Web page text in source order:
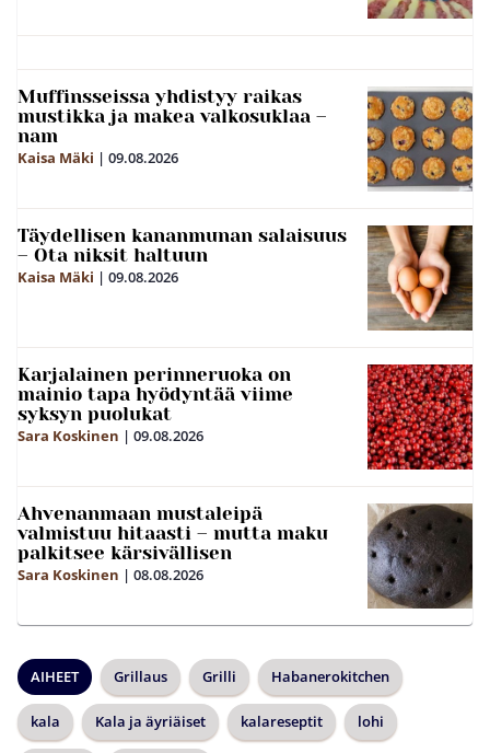
Muffinsseissa yhdistyy raikas
mustikka ja makea valkosuklaa –
nam
Kaisa Mäki | 09.08.2026
Täydellisen kananmunan salaisuus
– Ota niksit haltuun
Kaisa Mäki | 09.08.2026
Karjalainen perinneruoka on
mainio tapa hyödyntää viime
syksyn puolukat
Sara Koskinen | 09.08.2026
Ahvenanmaan mustaleipä
valmistuu hitaasti – mutta maku
palkitsee kärsivällisen
Sara Koskinen | 08.08.2026
AIHEET Grillaus Grilli Habanerokitchen
kala Kala ja äyriäiset kalareseptit lohi